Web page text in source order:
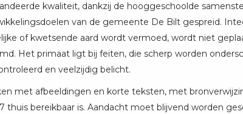
kwaliteit, dankzij de hooggeschoolde
van de gemeente De Bilt gespreid.
of kwetsende aard wordt vermoed, wordt niet
Het primaat ligt bij feiten, die scherp worden
en veelzijdig belicht.
met afbeeldingen en korte teksten, met
bereikbaar is. Aandacht moet blijvend worden